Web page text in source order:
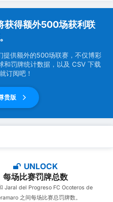
获得额外500场获利联
提供额外的500场联赛，不仅博彩
和罚牌统计数据，以及 CSV 下载
订阅吧！
贵版
UNLOCK
每场比赛罚牌总数
Jaral del Progreso FC Ocoteros de
之间每场比赛总罚牌数。